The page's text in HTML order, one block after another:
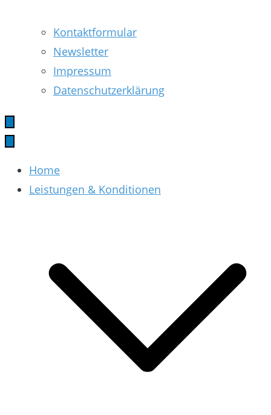
Kontaktformular
Newsletter
Impressum
Datenschutzerklärung
Home
Leistungen & Konditionen